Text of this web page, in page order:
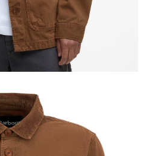
用戶之使用額度並採取法律行動。